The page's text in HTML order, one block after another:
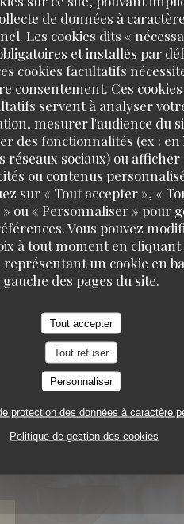
de données à
Les cookies dits «
et installés par
cookies facultatifs
consentement. Ces cookies
servent à analyser
mesurer l'audience du
des fonctionnalités (ex : en
réseaux sociaux) ou afficher
ou contenus
sur « Tout accepter », «
ou « Personnaliser » pour
Vous pouvez
à tout moment en
représentant un cookie en
gauche des pages du site.
Tout accepter
Tout refuser
Personnaliser
protection des données à caractère
Politique de gestion des cookies
3
((ouvre une nouvelle fenêtre))